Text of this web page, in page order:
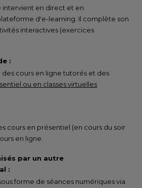
intervient en direct et en
d'e-learning. Il complète son
interactives (exercices
:
cours en ligne tutorés et des
ou en classes virtuelles
cours en présentiel (en cours du soir
en ligne.
par un autre
:
forme de séances numériques via